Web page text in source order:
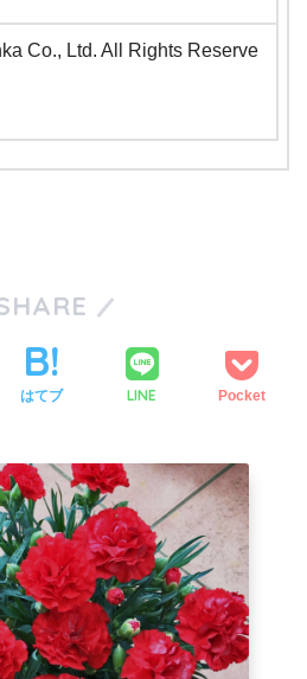
Co., Ltd. All Rights Reserve
はてブ LINE Pocket